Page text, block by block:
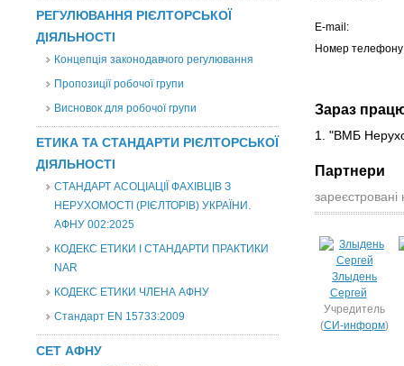
РЕГУЛЮВАННЯ РІЄЛТОРСЬКОЇ
ДІЯЛЬНОСТІ
Концепція законодавчого регулювання
Пропозиції робочої групи
Висновок для робочої групи
ЕТИКА ТА СТАНДАРТИ РІЄЛТОРСЬКОЇ
ДІЯЛЬНОСТІ
СТАНДАРТ АСОЦІАЦІЇ ФАХІВЦІВ З
НЕРУХОМОСТІ (РІЄЛТОРІВ) УКРАЇНИ.
АФНУ 002:2025
КОДЕКС ЕТИКИ І СТАНДАРТИ ПРАКТИКИ
NAR
КОДЕКС ЕТИКИ ЧЛЕНА АФНУ
Стандарт EN 15733:2009
СЕТ АФНУ
E-mail:
Номер
Зараз
1. "ВМБ
Партнери
зареєстровані
Злыдень
Сергей
Учредитель
(СИ-информ)